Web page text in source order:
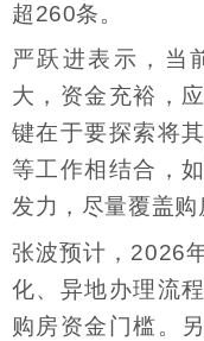
超260条。
严跃进表示，当
大，资金充裕，
键在于要探索将
等工作相结合，
发力，尽量覆盖购
张波预计，2026
化、异地办理流
购房资金门槛。